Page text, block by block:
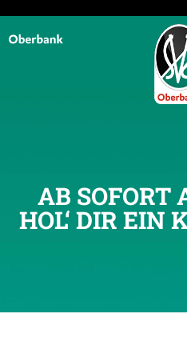
AB SOFORT
HOL‘ DIR EIN